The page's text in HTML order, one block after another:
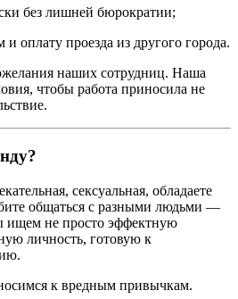
без лишней бюрократии;
оплату проезда из другого города.
наших сотрудниц. Наша
чтобы работа приносила не
сексуальная, обладаете
общаться с разными людьми —
не просто эффектную
личность, готовую к
к вредным привычкам.